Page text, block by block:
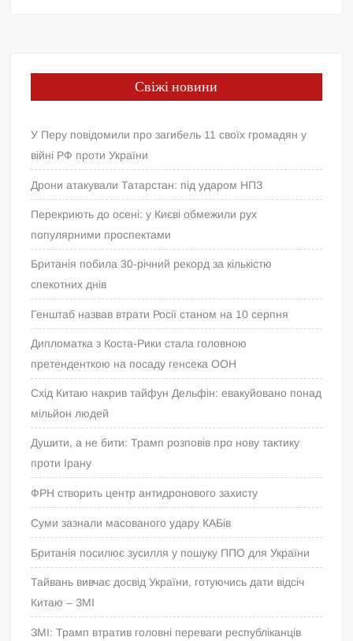
Свіжі новини
У Перу повідомили про загибель 11 своїх громадян у
війні РФ проти України
Дрони атакували Татарстан: під ударом НПЗ
Перекриють до осені: у Києві обмежили рух
популярними проспектами
Британія побила 30-річний рекорд за кількістю
спекотних днів
Генштаб назвав втрати Росії станом на 10 серпня
Дипломатка з Коста-Рики стала головною
претенденткою на посаду генсека ООН
Схід Китаю накрив тайфун Дельфін: евакуйовано понад
мільйон людей
Душити, а не бити: Трамп розповів про нову тактику
проти Ірану
ФРН створить центр антидронового захисту
Суми зазнали масованого удару КАБів
Британія посилює зусилля у пошуку ППО для України
Тайвань вивчає досвід України, готуючись дати відсіч
Китаю – ЗМІ
ЗМІ: Трамп втратив головні переваги республіканців